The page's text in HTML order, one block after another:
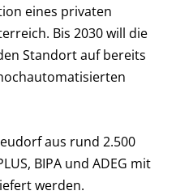
eines privaten
Bis 2030 will die
Standort auf bereits
aus rund 2.500
BIPA und ADEG mit
werden.